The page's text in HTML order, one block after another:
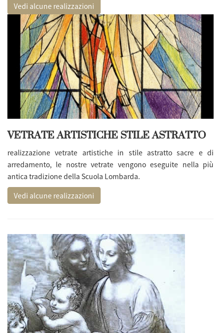
Vedi alcune realizzazioni
VETRATE ARTISTICHE STILE ASTRATTO
realizzazione vetrate artistiche in stile astratto sacre e di
arredamento, le nostre vetrate vengono eseguite nella più
antica tradizione della Scuola Lombarda.
Vedi alcune realizzazioni